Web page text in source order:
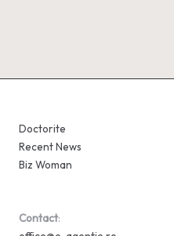
Doctorite
Recent News
Biz Woman
Contact: